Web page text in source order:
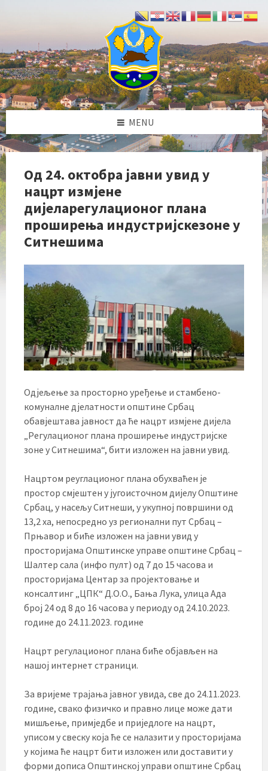
MENU
Од 24. октобра јавни увид у
нацрт измјене
дијеларегулационог плана
проширења индустријскезоне у
Ситнешима
Одјељење за просторно уређење и стамбено-
комуналне дјелатности општине Србац
обавјештава јавност да ће нацрт измјене дијела
„Регулационог плана проширење индустријске
зоне у Ситнешима“, бити изложен на јавни увид.
Нацртом реуглационог плана обухваћен је
простор смјештен у југоисточном дијелу Општине
Србац, у насељу Ситнеши, у укупној површини од
13,2 ха, непосредно уз регионални пут Србац –
Прњавор и биће изложен на јавни увид у
просторијама Општинске управе општине Србац –
Шалтер сала (инфо пулт) од 7 до 15 часова и
просторијама Центар за пројектовање и
консалтинг „ЦПК“ Д.О.О., Бања Лука, улица Ада
број 24 од 8 до 16 часова у периоду од 24.10.2023.
године до 24.11.2023. године
Нацрт регулационог плана биће објављен на
нашој интернет страници.
За вријеме трајања јавног увида, све до 24.11.2023.
године, свако физичко и правно лице може дати
мишљење, примједбе и приједлоге на нацрт,
уписом у свеску која ће се налазити у просторијама
у којима ће нацрт бити изложен или доставити у
форми дописа Општинској управи општине Србац